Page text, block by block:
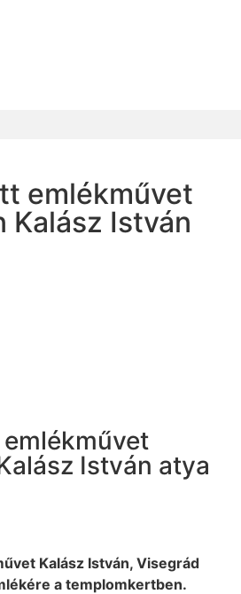
emlékművet
Kalász István
István atya
Kalász István, Visegrád
a templomkertben.